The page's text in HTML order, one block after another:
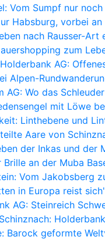
Vom Sumpf nur
Habsburg, vorbei an
nach Rausser-Art
zum
AG:
Alpen-
AG: Wo das
mit Löwe
Linthebene und
Aare von
der Inkas und der
an der Muba
Vom Jakobsberg
in Europa reist
AG: Steinreich
Barock geformte